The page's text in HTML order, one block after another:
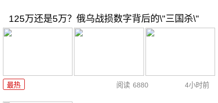
125万还是5万？俄乌战损数字背后的\"三国杀\"
最热 阅读 6880 4小时前